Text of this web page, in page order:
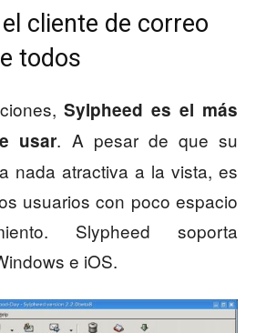
cliente de correo
todos
Sylpheed es el más
usar. A pesar de que su
nada atractiva a la vista, es
usuarios con poco espacio
Slypheed soporta
e iOS.